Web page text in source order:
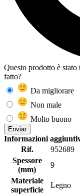
Questo prodotto è
fatto?
Da migliorare
Non male
Molto buono
Enviar
Informazioni
Rif.
952689
Spessore
(mm)
9
Materiale
superficie
Legno